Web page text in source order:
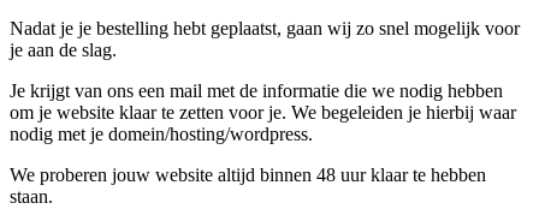
Nadat je je bestelling hebt geplaatst, gaan wij zo snel mogelijk voor
je aan de slag.
Je krijgt van ons een mail met de informatie die we nodig hebben
om je website klaar te zetten voor je. We begeleiden je hierbij waar
nodig met je domein/hosting/wordpress.
We proberen jouw website altijd binnen 48 uur klaar te hebben
staan.